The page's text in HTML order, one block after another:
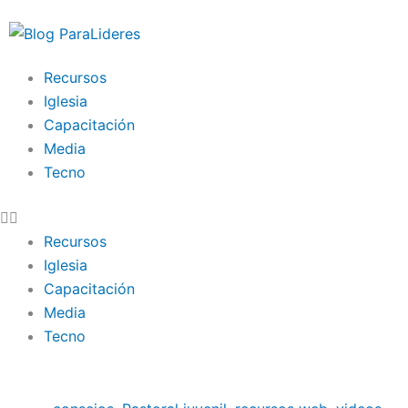
al
Recursos
Iglesia
Capacitación
Media
Tecno
Recursos
Iglesia
Capacitación
Media
Tecno